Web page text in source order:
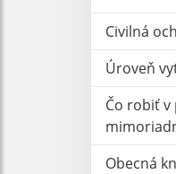
Civilná
Úroveň
Čo robiť v
Obecná